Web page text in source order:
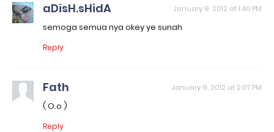
aDisH.sHidA January 9, 2012 at 1:40 PM
semoga semua nya okey ye sunah
Reply
Fath January 9, 2012 at 2:07 PM
( O.o )
Reply